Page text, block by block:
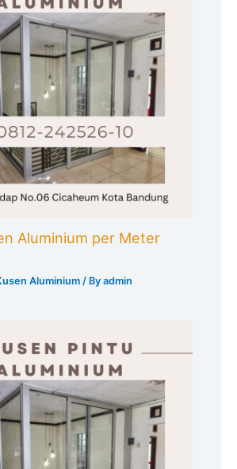
Aluminium per Meter
Aluminium / Byadmin